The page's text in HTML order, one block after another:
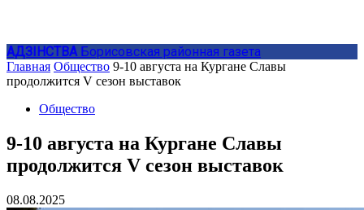
АДЗIНСТВА Борисовская районная газета
Главная Общество 9-10 августа на Кургане Славы
продолжится V сезон выставок
Общество
9-10 августа на Кургане Славы
продолжится V сезон выставок
08.08.2025